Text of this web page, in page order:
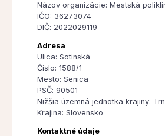
Názov organizácie: Mestská
IČO: 36273074
DIČ: 2022029119
Adresa
Ulica: Sotinská
Číslo: 1588/1
Mesto: Senica
PSČ: 90501
Nižšia územná jednotka krajiny:
Krajina: Slovensko
Kontaktné údaje